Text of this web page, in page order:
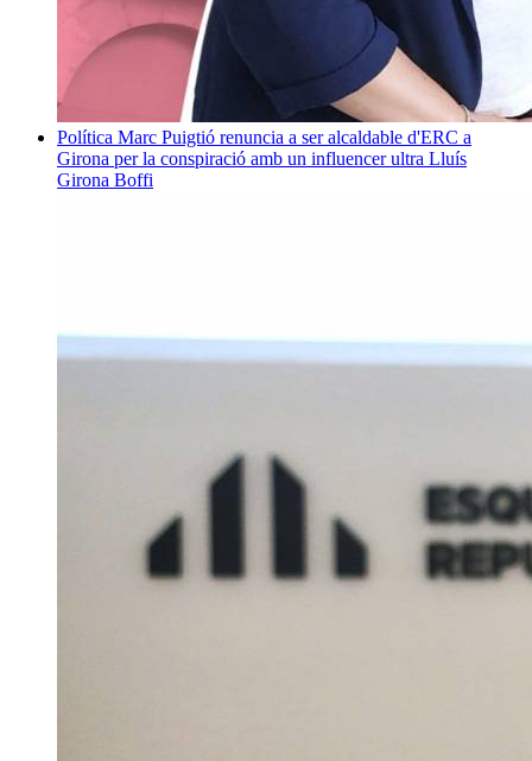
Política Marc Puigtió renuncia a ser alcaldable d'ERC a
Girona per la conspiració amb un influencer ultra Lluís
Girona Boffi